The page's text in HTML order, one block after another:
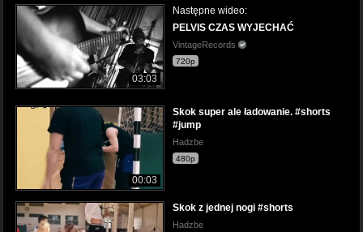
03:03
Następne wideo:
PELVIS CZAS WYJECHAĆ
VintageRecords
720p
00:03
Skok super ale ładowanie. #shorts
#jump
Hadzbe
480p
Skok z jednej nogi #shorts
Hadzbe